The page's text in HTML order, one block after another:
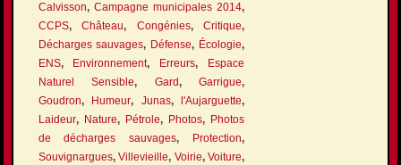
Calvisson, Campagne municipales 2014,
CCPS,Château, Congénies,Critique,
Décharges sauvages, Défense, Écologie,
ENS, Environnement, Erreurs,
Espace
Naturel Sensible, Gard,Garrigue,
Goudron, Humeur, Junas, l'Aujarguette,
Laideur, Nature, Pétrole, Photos, Photos
de décharges sauvages, Protection,
Souvignargues,Villevieille, Voirie,Voiture,